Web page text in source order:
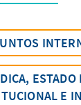
ESTADO
E